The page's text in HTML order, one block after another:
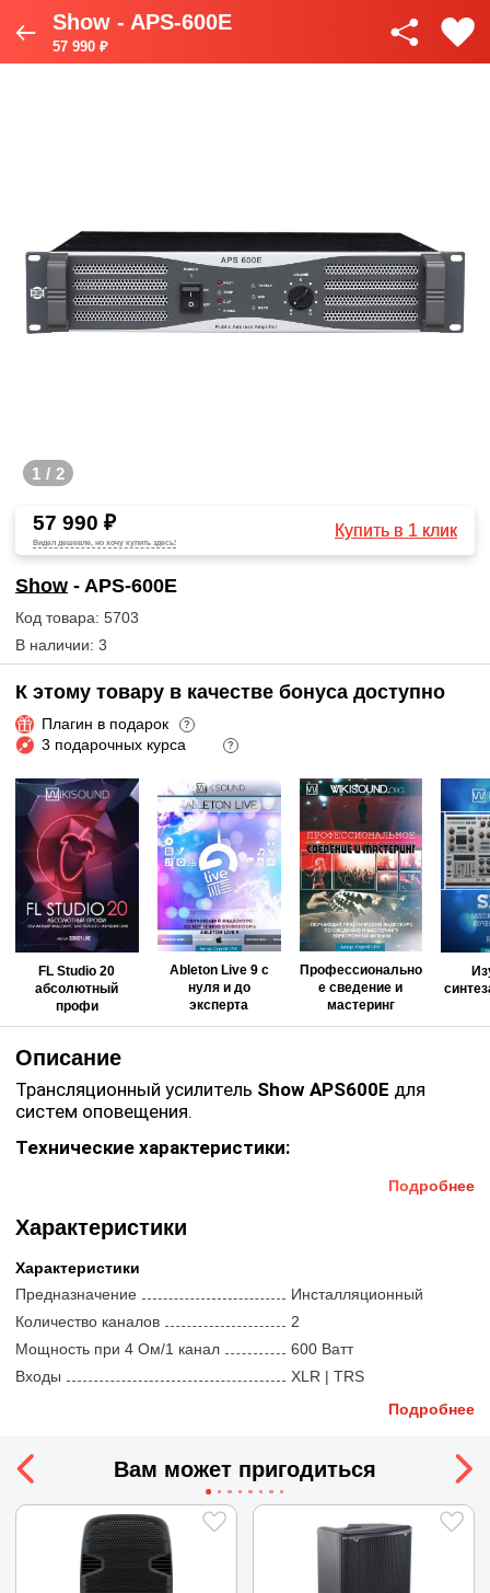
Show - APS-600E
57 990 ₽
1 / 2
57 990 ₽
Видел дешевле, но хочу купить здесь!
Купить в 1 клик
Show - APS-600E
Код товара: 5703
В наличии: 3
К этому товару в качестве бонуса доступно
Плагин в подарок ?
3 подарочных курса ?
FL Studio 20
абсолютный
профи
Ableton Live 9 с
нуля и до
эксперта
Профессионально
е сведение и
мастеринг
Описание
Трансляционный усилитель Show APS600E для
систем оповещения.
Технические характеристики:
Входная чувствительность: 0 дБ.
Входное сопротивление 20 кОм.
Выходное напряжение/сопротивление: 70В,100 В/
4 Ом.
Мощность: 600 Вт.
Искажения: < 0.5 %.
Частотный диапазон: 50 Гц - 22 кГц / -3 дБ.
Размеры: 483 х88.8 х400 мм.
Подробнее
Характеристики
Характеристики
Предназначение
Инсталляционный
Количество каналов
2
Мощность при 4 Ом/1 канал
600 Ватт
Входы
XLR | TRS
Размеры и вес
Подробнее
Вам может пригодиться